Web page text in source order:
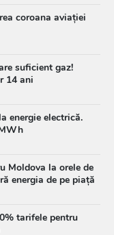
coroana aviației
suficient gaz!
14 ani
energie electrică.
Moldova la orele de
energia de pe piață
tarifele pentru